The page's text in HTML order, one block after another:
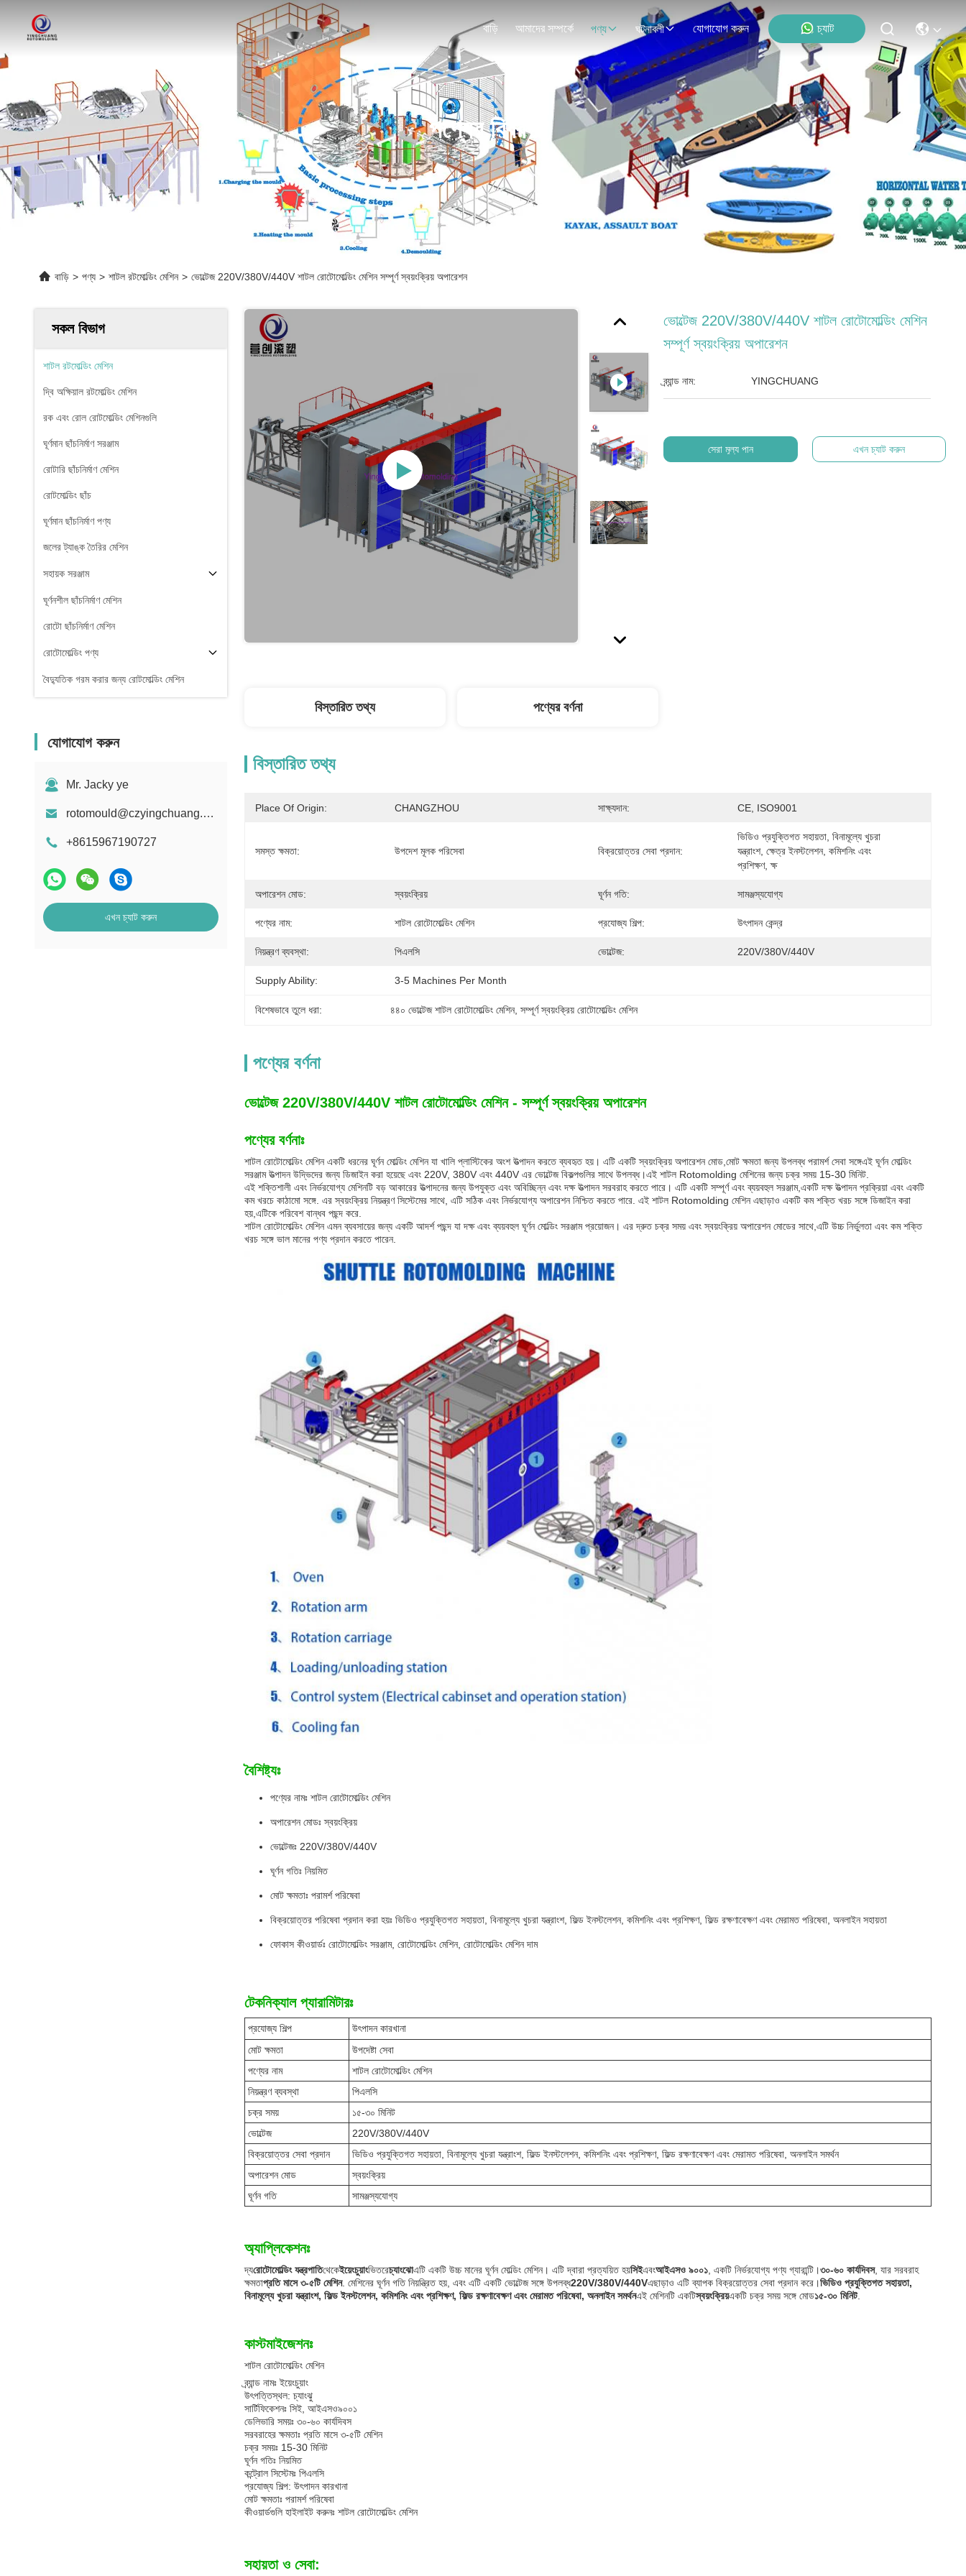
বাড়ি আমাদের সম্পর্কে পণ্য ঘটনাবলী যোগাযোগ করুন চ্যাট
পণ্যের বিবরণ
বাড়ি > পণ্য > শাটল রটমোল্ডিং মেশিন > ভোল্টেজ 220V/380V/440V শাটল রোটোমোল্ডিং মেশিন সম্পূর্ণ স্বয়ংক্রিয় অপারেশন
সকল বিভাগ
শাটল রটমোল্ডিং মেশিন
দ্বি অক্ষিয়াল রটমোল্ডিং মেশিন
রক এবং রোল রোটমোল্ডিং মেশিনগুলি
ঘূর্ণমান ছাঁচনির্মাণ সরঞ্জাম
রোটারি ছাঁচনির্মাণ মেশিন
রোটমোল্ডিং ছাঁচ
ঘূর্ণমান ছাঁচনির্মাণ পণ্য
জলের ট্যাঙ্ক তৈরির মেশিন
সহায়ক সরঞ্জাম
ঘূর্ণনশীল ছাঁচনির্মাণ মেশিন
রোটো ছাঁচনির্মাণ মেশিন
রোটোমোল্ডিং পণ্য
বৈদ্যুতিক গরম করার জন্য রোটমোল্ডিং মেশিন
যোগাযোগ করুন
Mr. Jacky ye
rotomould@czyingchuang.com
+8615967190727
এখন চ্যাট করুন
ভোল্টেজ 220V/380V/440V শাটল রোটোমোল্ডিং মেশিন
সম্পূর্ণ স্বয়ংক্রিয় অপারেশন
ব্র্যান্ড নাম: YINGCHUANG
সেরা মূল্য পান এখন চ্যাট করুন
বিস্তারিত তথ্য পণ্যের বর্ণনা
বিস্তারিত তথ্য
Place Of Origin: CHANGZHOU সাক্ষ্যদান: CE, ISO9001
সমস্ত ক্ষমতা: উপদেশ মূলক পরিসেবা বিক্রয়োত্তর সেবা প্রদান:
ভিডিও প্রযুক্তিগত সহায়তা, বিনামূল্যে খুচরা
যন্ত্রাংশ, ক্ষেত্র ইনস্টলেশন, কমিশনিং এবং
প্রশিক্ষণ, ক্ষ
অপারেশন মোড: স্বয়ংক্রিয় ঘূর্ণন গতি: সামঞ্জস্যযোগ্য
পণ্যের নাম: শাটল রোটোমোল্ডিং মেশিন প্রযোজ্য শিল্প: উৎপাদন কেন্দ্র
নিয়ন্ত্রণ ব্যবস্থা: পিএলসি ভোল্টেজ: 220V/380V/440V
Supply Ability: 3-5 Machines Per Month
বিশেষভাবে তুলে ধরা: ৪৪০ ভোল্টেজ শাটল রোটোমোল্ডিং মেশিন, সম্পূর্ণ স্বয়ংক্রিয় রোটোমোল্ডিং মেশিন
পণ্যের বর্ণনা
ভোল্টেজ 220V/380V/440V শাটল রোটোমোল্ডিং মেশিন - সম্পূর্ণ স্বয়ংক্রিয় অপারেশন
পণ্যের বর্ণনাঃ
শাটল রোটোমোল্ডিং মেশিন একটি ধরনের ঘূর্ণন মোল্ডিং মেশিন যা খালি প্লাস্টিকের অংশ উত্পাদন করতে ব্যবহৃত হয়। এটি একটি স্বয়ংক্রিয় অপারেশন মোড,মোট ক্ষমতা জন্য উপলব্ধ পরামর্শ সেবা সঙ্গেএই ঘূর্ণন মোল্ডিং
সরঞ্জাম উত্পাদন উদ্ভিদের জন্য ডিজাইন করা হয়েছে এবং 220V, 380V এবং 440V এর ভোল্টেজ বিকল্পগুলির সাথে উপলব্ধ।এই শাটল Rotomolding মেশিনের জন্য চক্র সময় 15-30 মিনিট.
এই শক্তিশালী এবং নির্ভরযোগ্য মেশিনটি বড় আকারের উত্পাদনের জন্য উপযুক্ত এবং অবিচ্ছিন্ন এবং দক্ষ উত্পাদন সরবরাহ করতে পারে। এটি একটি সম্পূর্ণ এবং ব্যয়বহুল সরঞ্জাম,একটি দক্ষ উত্পাদন প্রক্রিয়া এবং একটি
কম খরচে কাঠামো সঙ্গে. এর স্বয়ংক্রিয় নিয়ন্ত্রণ সিস্টেমের সাথে, এটি সঠিক এবং নির্ভরযোগ্য অপারেশন নিশ্চিত করতে পারে. এই শাটল Rotomolding মেশিন এছাড়াও একটি কম শক্তি খরচ সঙ্গে ডিজাইন করা
হয়,এটিকে পরিবেশ বান্ধব পছন্দ করে.
শাটল রোটোমোল্ডিং মেশিন এমন ব্যবসায়ের জন্য একটি আদর্শ পছন্দ যা দক্ষ এবং ব্যয়বহুল ঘূর্ণন মোল্ডিং সরঞ্জাম প্রয়োজন। এর দ্রুত চক্র সময় এবং স্বয়ংক্রিয় অপারেশন মোডের সাথে,এটি উচ্চ নির্ভুলতা এবং কম শক্তি
খরচ সঙ্গে ভাল মানের পণ্য প্রদান করতে পারেন.
বৈশিষ্ট্যঃ
পণ্যের নামঃ শাটল রোটোমোল্ডিং মেশিন
অপারেশন মোডঃ স্বয়ংক্রিয়
ভোল্টেজঃ 220V/380V/440V
ঘূর্ণন গতিঃ নিয়মিত
মোট ক্ষমতাঃ পরামর্শ পরিষেবা
বিক্রয়োত্তর পরিষেবা প্রদান করা হয়ঃ ভিডিও প্রযুক্তিগত সহায়তা, বিনামূল্যে খুচরা যন্ত্রাংশ, ফিল্ড ইনস্টলেশন, কমিশনিং এবং প্রশিক্ষণ, ফিল্ড রক্ষণাবেক্ষণ এবং মেরামত পরিষেবা, অনলাইন সহায়তা
ফোকাস কীওয়ার্ডঃ রোটোমোল্ডিং সরঞ্জাম, রোটোমোল্ডিং মেশিন, রোটোমোল্ডিং মেশিন দাম
টেকনিক্যাল প্যারামিটারঃ
প্রযোজ্য শিল্প
উৎপাদন কারখানা
মোট ক্ষমতা
উপদেষ্টা সেবা
পণ্যের নাম
শাটল রোটোমোল্ডিং মেশিন
নিয়ন্ত্রণ ব্যবস্থা
পিএলসি
চক্র সময়
১৫-৩০ মিনিট
ভোল্টেজ
220V/380V/440V
বিক্রয়োত্তর সেবা প্রদান
ভিডিও প্রযুক্তিগত সহায়তা, বিনামূল্যে খুচরা যন্ত্রাংশ, ফিল্ড ইনস্টলেশন, কমিশনিং এবং প্রশিক্ষণ, ফিল্ড রক্ষণাবেক্ষণ এবং মেরামত পরিষেবা, অনলাইন সমর্থন
অপারেশন মোড
স্বয়ংক্রিয়
ঘূর্ণন গতি
সামঞ্জস্যযোগ্য
অ্যাপ্লিকেশনঃ
দ্যরোটোমোল্ডিং যন্ত্রপাতিথেকেইয়েংচুয়াংভিতরেচ্যাংঝোএটি একটি উচ্চ মানের ঘূর্ণন মোল্ডিং মেশিন। এটি দ্বারা প্রত্যয়িত হয়সিইএবংআইএসও ৯০০১ , একটি নির্ভরযোগ্য পণ্য গ্যারান্টি।৩০-৬০ কার্যদিবস, যার সরবরাহ
ক্ষমতাপ্রতি মাসে ৩-৫টি মেশিন. মেশিনের ঘূর্ণন গতি নিয়ন্ত্রিত হয়, এবং এটি একটি ভোল্টেজ সঙ্গে উপলব্ধ220V/380V/440Vএছাড়াও এটি ব্যাপক বিক্রয়োত্তর সেবা প্রদান করে।ভিডিও প্রযুক্তিগত সহায়তা,
বিনামূল্যে খুচরা যন্ত্রাংশ, ফিল্ড ইনস্টলেশন, কমিশনিং এবং প্রশিক্ষণ, ফিল্ড রক্ষণাবেক্ষণ এবং মেরামত পরিষেবা, অনলাইন সমর্থনএই মেশিনটি একটিস্বয়ংক্রিয়একটি চক্র সময় সঙ্গে মোড১৫-৩০ মিনিট.
কাস্টমাইজেশনঃ
শাটল রোটোমোল্ডিং মেশিন
ব্র্যান্ড নামঃ ইয়েংচুয়াং
উৎপত্তিস্থল: চ্যাংঝু
সার্টিফিকেশনঃ সিই, আইএসও৯০০১
ডেলিভারি সময়ঃ ৩০-৬০ কার্যদিবস
সরবরাহের ক্ষমতাঃ প্রতি মাসে ৩-৫টি মেশিন
চক্র সময়ঃ 15-30 মিনিট
ঘূর্ণন গতিঃ নিয়মিত
কন্ট্রোল সিস্টেমঃ পিএলসি
প্রযোজ্য শিল্প: উৎপাদন কারখানা
মোট ক্ষমতাঃ পরামর্শ পরিষেবা
কীওয়ার্ডগুলি হাইলাইট করুনঃ শাটল রোটোমোল্ডিং মেশিন
সহায়তা ও সেবা: